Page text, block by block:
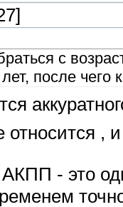
с
после чего
относится
АКПП - это